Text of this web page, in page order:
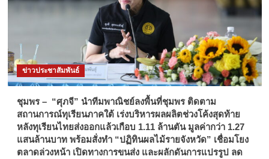
ข่าวประชาสัมพันธ์
ชุมพร – “ศุภจี” นำทีมพาณิชย์ลงพื้นที่ชุมพร ติดตาม
สถานการณ์ทุเรียนภาคใต้ เร่งบริหารผลผลิตช่วงโค้งสุดท้าย
หลังทุเรียนไทยส่งออกแล้วเกือบ 1.11 ล้านตัน มูลค่ากว่า 1.27
แสนล้านบาท พร้อมสั่งทำ “ปฏิทินผลไม้รายจังหวัด” เชื่อมโยง
ตลาดล่วงหน้า เปิดทางการขนส่ง และผลักดันการแปรรูป ลด